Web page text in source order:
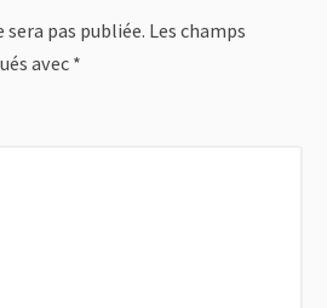
pas publiée. Les champs
avec *